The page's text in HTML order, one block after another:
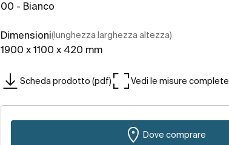
00 - Bianco
Dimensioni(lunghezza larghezza altezza)
1900 x 1100 x 420 mm
Scheda prodotto (pdf) Vedi le misure complete
Dove comprare